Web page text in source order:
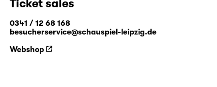
Ticket sales
0341 / 12 68 168
besucherservice@schauspiel-leipzig.de
Webshop